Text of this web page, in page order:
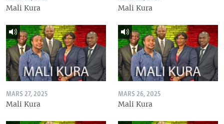
Mali Kura Mali Kura
MARS 27, 2025
Mali Kura
MARS 26, 2025
Mali Kura